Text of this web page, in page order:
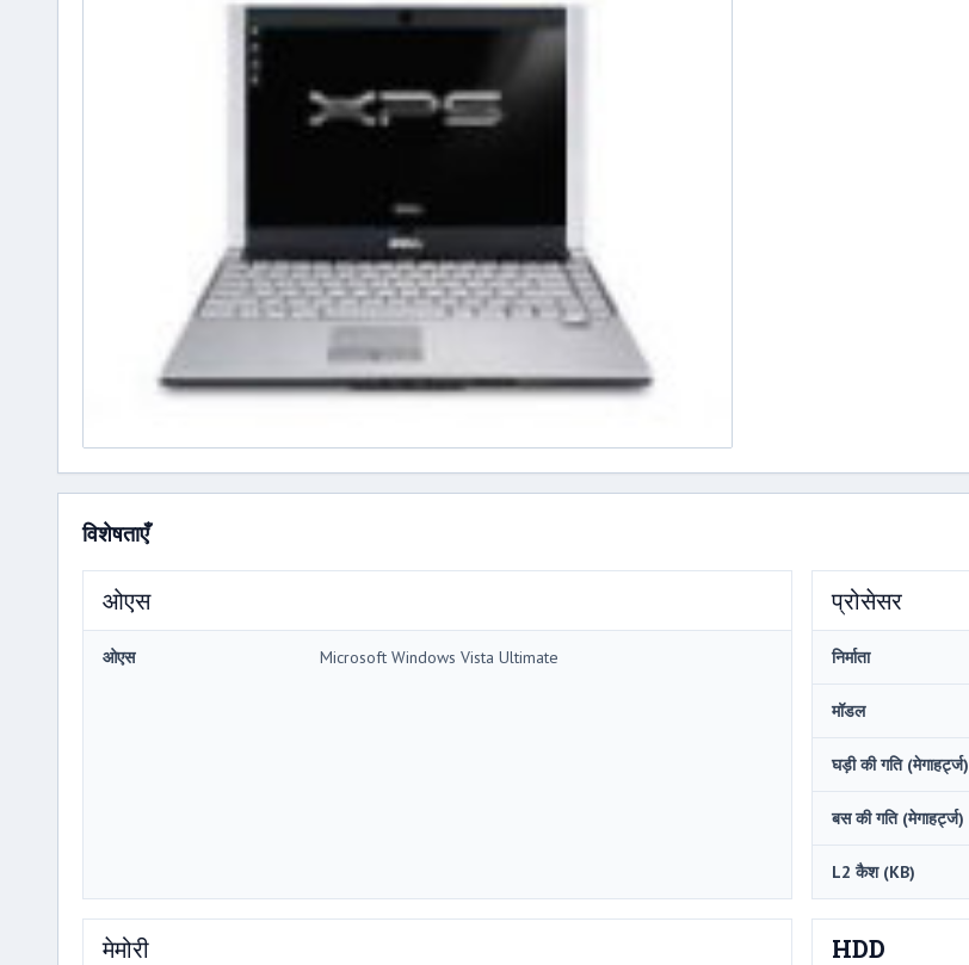
विशेषताएँ
ओएस
ओएस Microsoft Windows Vista Ultimate
प्रोसेसर
निर्माता
मॉडल
घड़ी की गति (मेगाहर्ट्ज)
बस की गति (मेगाहर्ट्ज)
L2 कैश (KB)
मेमोरी HDD